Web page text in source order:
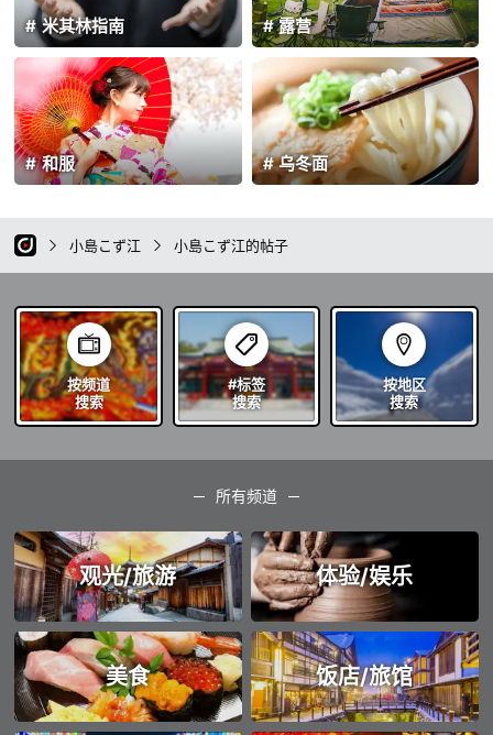
露营
米其林指南
乌冬面
和服
小島こず江 小島こず江的帖子
按频道
搜索
#标签
搜索
按地区
搜索
所有频道
观光/旅游 体验/娱乐
美食 饭店/旅馆